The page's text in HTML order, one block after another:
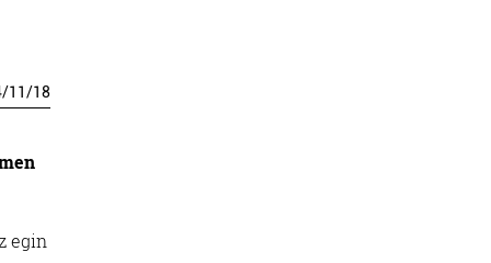
/11/18
egin